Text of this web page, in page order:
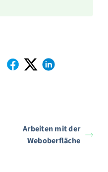
Arbeiten mit der
Weboberfläche